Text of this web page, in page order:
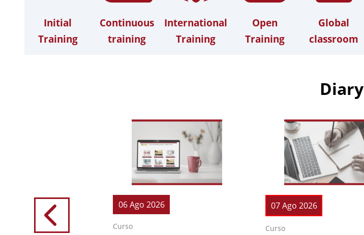
Initial
Training
Continuous
training
International
Training
Open
Training
Global
classroom
Diary
06 Ago 2026
Curso
07 Ago 2026
Curso